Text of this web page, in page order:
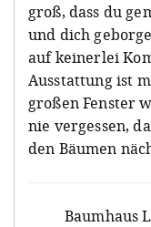
groß, dass du
und dich
auf keinerlei
Ausstattung ist
großen Fenster
nie vergessen,
den Bäumen
Baumhaus